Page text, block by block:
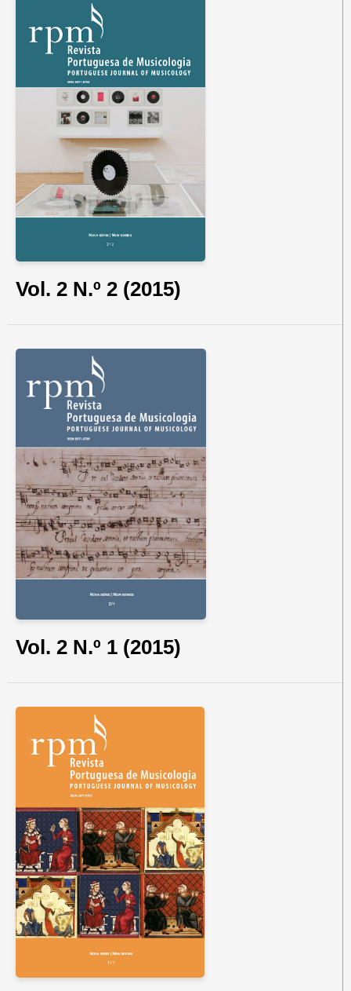
Vol. 2 N.º 2 (2015)
Vol. 2 N.º 1 (2015)